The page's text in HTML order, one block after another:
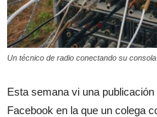
Un técnico de radio conectando su
Esta semana vi una
Facebook en la que un colega